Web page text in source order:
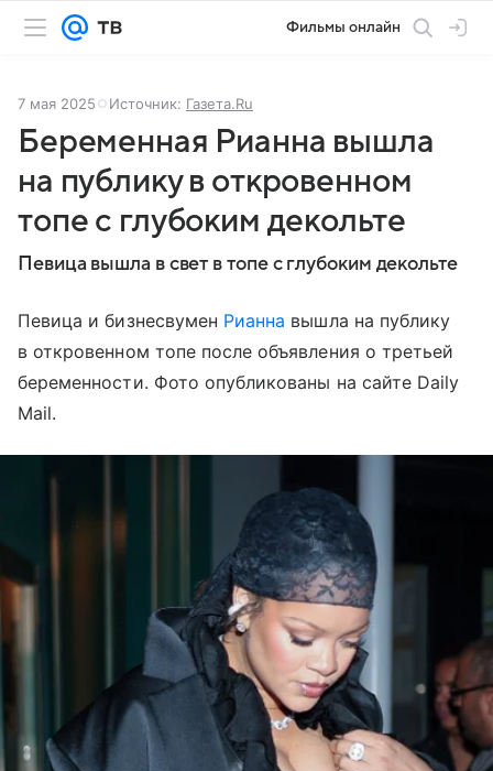
Фильмы онлайн
7 мая 2025 Источник: Газета.Ru
Беременная Рианна вышла
на публику в откровенном
топе с глубоким декольте
Певица вышла в свет в топе с глубоким декольте
Певица и бизнесвумен Рианна вышла на публику
в откровенном топе после объявления о третьей
беременности. Фото опубликованы на сайте Daily
Mail.